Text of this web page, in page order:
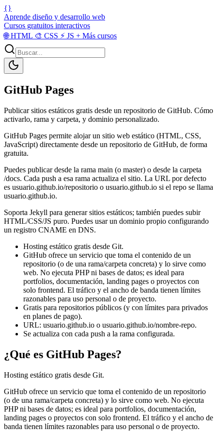
{}
Aprende diseño y desarrollo web
Cursos gratuitos interactivos
🌐HTML 🎨 CSS ⚡ JS + Más cursos
GitHub Pages
Publicar sitios estáticos gratis desde un repositorio de GitHub. Cómo
activarlo, rama y carpeta, y dominio personalizado.
GitHub Pages permite alojar un sitio web estático (HTML, CSS,
JavaScript) directamente desde un repositorio de GitHub, de forma
gratuita.
Puedes publicar desde la rama main (o master) o desde la carpeta
/docs. Cada push a esa rama actualiza el sitio. La URL por defecto
es usuario.github.io/repositorio o usuario.github.io si el repo se llama
usuario.github.io.
Soporta Jekyll para generar sitios estáticos; también puedes subir
HTML/CSS/JS puro. Puedes usar un dominio propio configurando
un registro CNAME en DNS.
Hosting estático gratis desde Git.
GitHub ofrece un servicio que toma el contenido de un
repositorio (o de una rama/carpeta concreta) y lo sirve como
web. No ejecuta PHP ni bases de datos; es ideal para
portfolios, documentación, landing pages o proyectos con
solo frontend. El tráfico y el ancho de banda tienen límites
razonables para uso personal o de proyecto.
Gratis para repositorios públicos (y con límites para privados
en planes de pago).
URL: usuario.github.io o usuario.github.io/nombre-repo.
Se actualiza con cada push a la rama configurada.
¿Qué es GitHub Pages?
Hosting estático gratis desde Git.
GitHub ofrece un servicio que toma el contenido de un repositorio
(o de una rama/carpeta concreta) y lo sirve como web. No ejecuta
PHP ni bases de datos; es ideal para portfolios, documentación,
landing pages o proyectos con solo frontend. El tráfico y el ancho de
banda tienen límites razonables para uso personal o de proyecto.